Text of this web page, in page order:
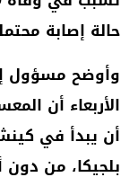
حالة إصابة
وأوضح مسؤول
الأربعاء أن
أن يبدأ في
بلجيكا، من